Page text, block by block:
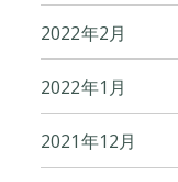
2022年2月
2022年1月
2021年12月